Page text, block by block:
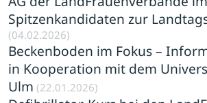
Spitzenkandidaten zur
(04.02.2026)
Beckenboden im Fokus –
in Kooperation mit dem
Ulm (22.01.2026)